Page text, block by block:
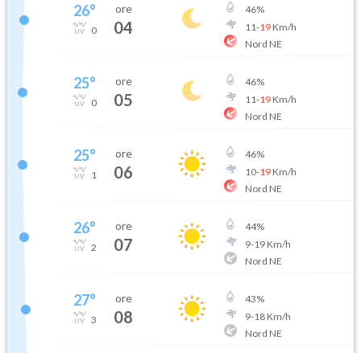
26°
0
ore
04
46%
11-19Km/h
Nord NE
25°
0
ore
05
46%
11-19Km/h
Nord NE
25°
1
ore
06
46%
10-19Km/h
Nord NE
26°
2
ore
07
44%
9-19Km/h
Nord NE
27°
3
ore
08
43%
9-18Km/h
Nord NE